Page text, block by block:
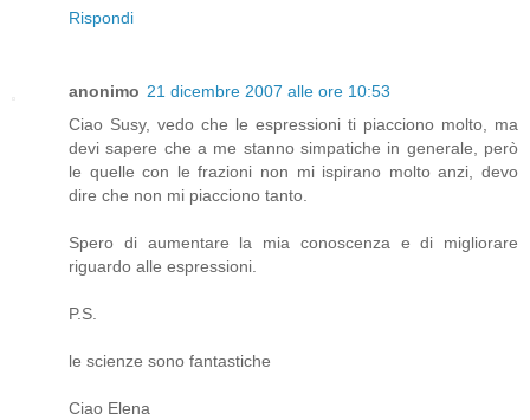
Rispondi
anonimo 21 dicembre 2007 alle ore 10:53
Ciao Susy, vedo che le espressioni ti piacciono molto, ma
devi sapere che a me stanno simpatiche in generale, però
le quelle con le frazioni non mi ispirano molto anzi, devo
dire che non mi piacciono tanto.
Spero di aumentare la mia conoscenza e di migliorare
riguardo alle espressioni.
P.S.
le scienze sono fantastiche
Ciao Elena